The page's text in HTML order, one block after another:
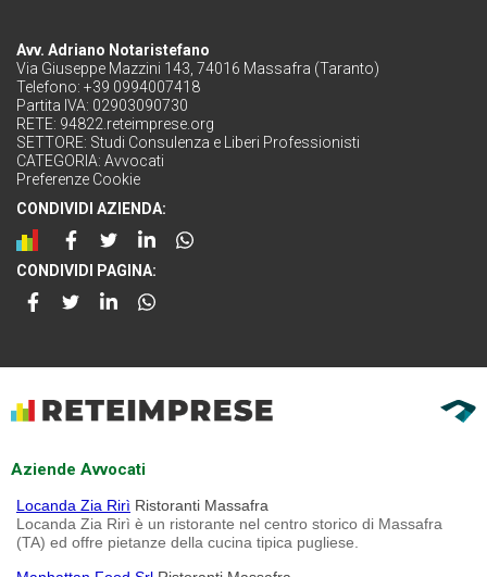
Avv. Adriano Notaristefano
Via Giuseppe Mazzini 143, 74016 Massafra (Taranto)
Telefono: +39 0994007418
Partita IVA: 02903090730
RETE: 94822.reteimprese.org
SETTORE: Studi Consulenza e Liberi Professionisti
CATEGORIA: Avvocati
Preferenze Cookie
CONDIVIDI AZIENDA:
CONDIVIDI PAGINA:
Aziende Avvocati
Locanda Zia Rirì Ristoranti Massafra
Locanda Zia Rirì è un ristorante nel centro storico di Massafra
(TA) ed offre pietanze della cucina tipica pugliese.